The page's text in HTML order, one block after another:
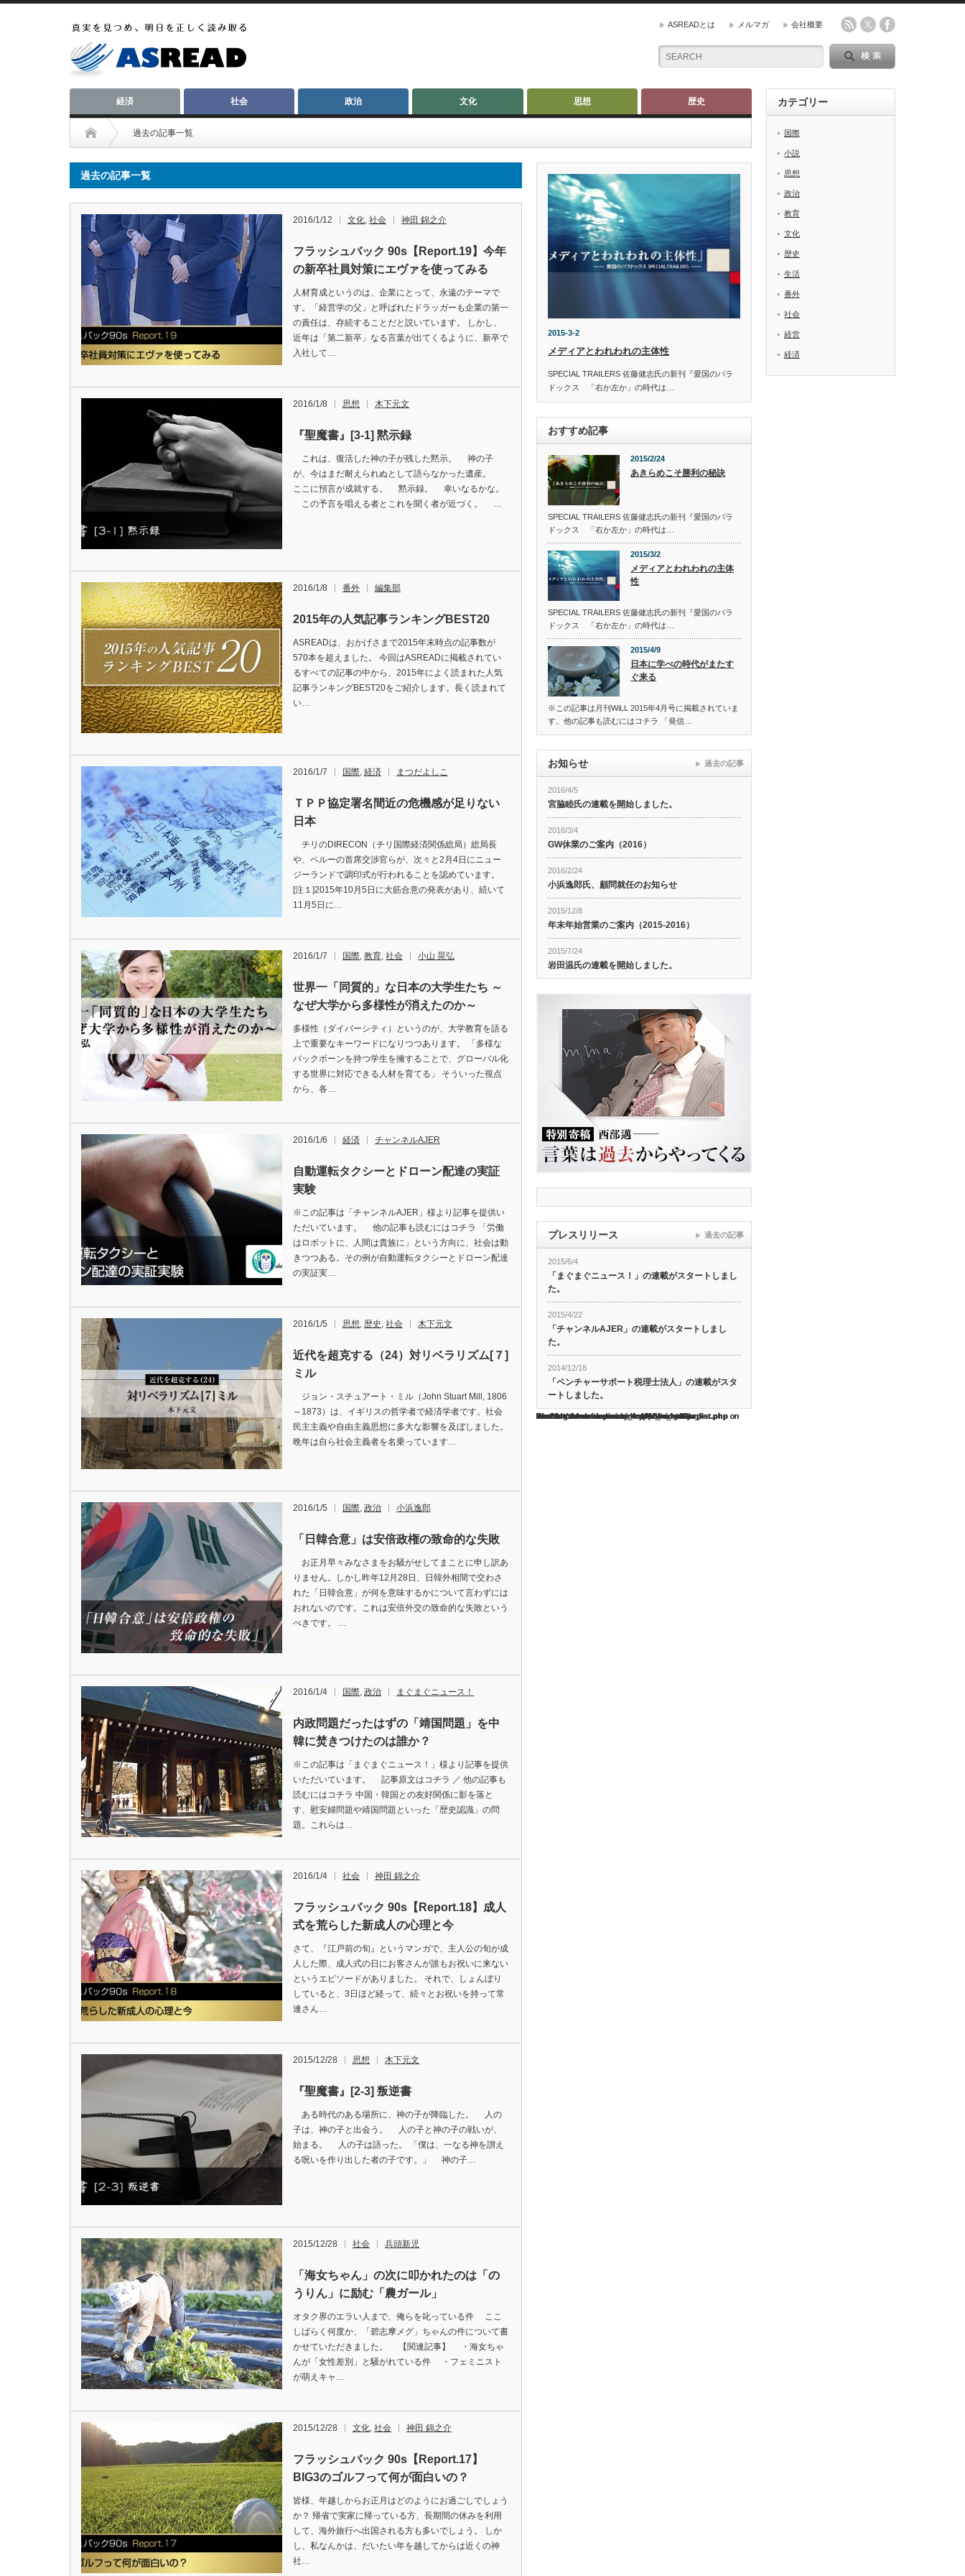
ASREADとは メルマガ 会社概要
経済 社会 政治 文化 思想 歴史
過去の記事一覧
過去の記事一覧
2016/1/12 文化, 社会 神田 錦之介
フラッシュバック 90s【Report.19】今年
の新卒社員対策にエヴァを使ってみる
人材育成というのは、企業にとって、永遠のテーマで
す。「経営学の父」と呼ばれたドラッガーも企業の第一
の責任は、存続することだと説いています。 しかし、
近年は「第二新卒」なる言葉が出てくるように、新卒で
入社して…
2016/1/8 思想 木下元文
『聖魔書』[3-1] 黙示録
これは、復活した神の子が残した黙示。 神の子
が、今はまだ耐えられぬとして語らなかった遺産。
ここに預言が成就する。 黙示録。 幸いなるかな。
この予言を唱える者とこれを聞く者が近づく。 …
2016/1/8 番外 編集部
2015年の人気記事ランキングBEST20
ASREADは、おかげさまで2015年末時点の記事数が
570本を超えました。 今回はASREADに掲載されてい
るすべての記事の中から、2015年によく読まれた人気
記事ランキングBEST20をご紹介します。長く読まれて
い…
2016/1/7 国際, 経済 まつだよしこ
ＴＰＰ協定署名間近の危機感が足りない
日本
チリのDIRECON（チリ国際経済関係総局）総局長
や、ペルーの首席交渉官らが、次々と2月4日にニュー
ジーランドで調印式が行われることを認めています。
[注１]2015年10月5日に大筋合意の発表があり、続いて
11月5日に…
2016/1/7 国際, 教育, 社会 小山 晃弘
世界一「同質的」な日本の大学生たち ～
なぜ大学から多様性が消えたのか～
多様性（ダイバーシティ）というのが、大学教育を語る
上で重要なキーワードになりつつあります。 「多様な
バックボーンを持つ学生を擁することで、グローバル化
する世界に対応できる人材を育てる」 そういった視点
から、各…
2016/1/6 経済 チャンネルAJER
自動運転タクシーとドローン配達の実証
実験
※この記事は「チャンネルAJER」様より記事を提供い
ただいています。 他の記事も読むにはコチラ 「労働
はロボットに、人間は貴族に」という方向に、社会は動
きつつある。その例が自動運転タクシーとドローン配達
の実証実…
2016/1/5 思想, 歴史 , 社会 木下元文
近代を超克する（24）対リベラリズム[７]
ミル
ジョン・スチュアート・ミル（John Stuart Mill, 1806
～1873）は、イギリスの哲学者で経済学者です。社会
民主主義や自由主義思想に多大な影響を及ぼしました。
晩年は自ら社会主義者を名乗っています…
2016/1/5 国際, 政治 小浜逸郎
「日韓合意」は安倍政権の致命的な失敗
お正月早々みなさまをお騒がせしてまことに申し訳あ
りません。しかし昨年12月28日、日韓外相間で交わさ
れた「日韓合意」が何を意味するかについて言わずには
おれないのです。これは安倍外交の致命的な失敗という
べきです。 …
2016/1/4 国際, 政治 まぐまぐニュース！
内政問題だったはずの「靖国問題」を中
韓に焚きつけたのは誰か？
※この記事は「まぐまぐニュース！」様より記事を提供
いただいています。 記事原文はコチラ ／ 他の記事も
読むにはコチラ 中国・韓国との友好関係に影を落と
す、慰安婦問題や靖国問題といった「歴史認識」の問
題。これらは…
2016/1/4 社会 神田 錦之介
フラッシュバック 90s【Report.18】成人
式を荒らした新成人の心理と今
さて、『江戸前の旬』というマンガで、主人公の旬が成
人した際、成人式の日にお客さんが誰もお祝いに来ない
というエピソードがありました。 それで、しょんぼり
していると、3日ほど経って、続々とお祝いを持って常
連さん…
2015/12/28 思想 木下元文
『聖魔書』[2-3] 叛逆書
ある時代のある場所に、神の子が降臨した。 人の
子は、神の子と出会う。 人の子と神の子の戦いが、
始まる。 人の子は語った。 「僕は、一なる神を讃え
る呪いを作り出した者の子です。」 神の子…
2015/12/28 社会 兵頭新児
「海女ちゃん」の次に叩かれたのは「の
うりん」に励む「農ガール」
オタク界のエラい人まで、俺らを叱っている件 ここ
しばらく何度か、「碧志摩メグ」ちゃんの件について書
かせていただきました。 【関連記事】 ・海女ちゃ
んが「女性差別」と騒がれている件 ・フェミニスト
が萌えキャ…
2015/12/28 文化, 社会 神田 錦之介
フラッシュバック 90s【Report.17】
BIG3のゴルフって何が面白いの？
皆様、年越しからお正月はどのようにお過ごしでしょう
か？ 帰省で実家に帰っている方、長期間の休みを利用
して、海外旅行へ出国される方も多いでしょう。 しか
し、私なんかは、だいたい年を越してからは近くの神
社…
2015-3-2
メディアとわれわれの主体性
SPECIAL TRAILERS 佐藤健志氏の新刊『愛国のパラ
ドックス 「右か左か」の時代は…
おすすめ記事
2015/2/24
あきらめこそ勝利の秘訣
SPECIAL TRAILERS 佐藤健志氏の新刊『愛国のパラ
ドックス 「右か左か」の時代は…
2015/3/2
メディアとわれわれの主体
性
SPECIAL TRAILERS 佐藤健志氏の新刊『愛国のパラ
ドックス 「右か左か」の時代は…
2015/4/9
日本に学べの時代がまたす
ぐ来る
※この記事は月刊WiLL 2015年4月号に掲載されていま
す。他の記事も読むにはコチラ 「発信…
お知らせ
2016/4/5
宮脇睦氏の連載を開始しました。
2016/3/4
GW休業のご案内（2016）
2016/2/24
小浜逸郎氏、顧問就任のお知らせ
2015/12/8
年末年始営業のご案内（2015-2016）
2015/7/24
岩田温氏の連載を開始しました。
過去の記事
プレスリリース
2015/6/4
「まぐまぐニュース！」の連載がスタートしまし
た。
2015/4/22
「チャンネルAJER」の連載がスタートしまし
た。
2014/12/18
「ベンチャーサポート税理士法人」の連載がスタ
ートしました。
過去の記事
Warning: Undefined array key "pr_name1" in
/home/tcddemo/asread.info/public_html/wp-content/themes/opinion_tcd018/widget/pr_list.php
on line26
Warning: Undefined array key "pr_name2" in
/home/tcddemo/asread.info/public_html/wp-content/themes/opinion_tcd018/widget/pr_list.php
on line26
Warning: Undefined array key "pr_name3" in
/home/tcddemo/asread.info/public_html/wp-content/themes/opinion_tcd018/widget/pr_list.php
on line26
Warning: Undefined array key "pr_name4" in
/home/tcddemo/asread.info/public_html/wp-content/themes/opinion_tcd018/widget/pr_list.php
on line26
Warning: Undefined array key "pr_name5" in
/home/tcddemo/asread.info/public_html/wp-content/themes/opinion_tcd018/widget/pr_list.php
on line26
カテゴリー
国際
小説
思想
政治
教育
文化
歴史
生活
番外
社会
経営
経済